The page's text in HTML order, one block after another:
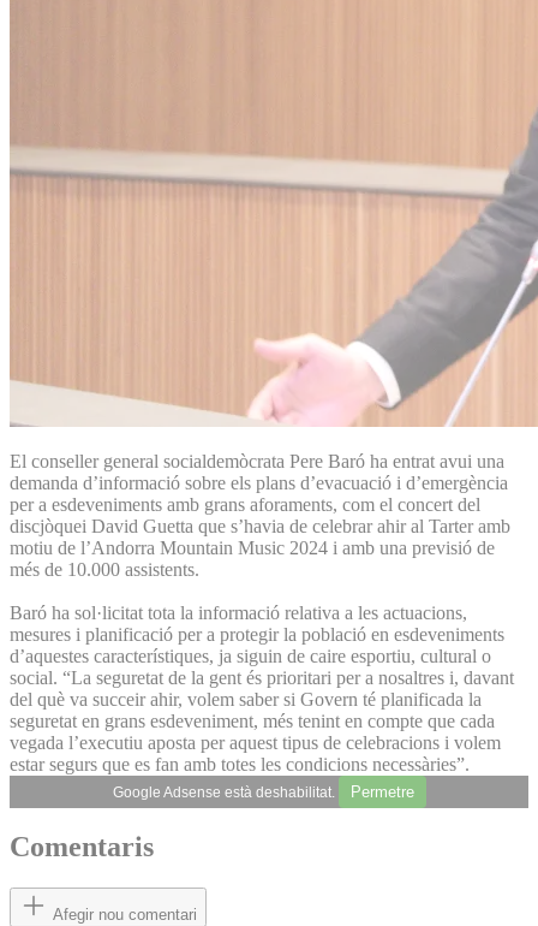
El conseller general socialdemòcrata Pere Baró ha entrat avui una
demanda d’informació sobre els plans d’evacuació i d’emergència
per a esdeveniments amb grans aforaments, com el concert del
discjòquei David Guetta que s’havia de celebrar ahir al Tarter amb
motiu de l’Andorra Mountain Music 2024 i amb una previsió de
més de 10.000 assistents.
Baró ha sol·licitat tota la informació relativa a les actuacions,
mesures i planificació per a protegir la població en esdeveniments
d’aquestes característiques, ja siguin de caire esportiu, cultural o
social. “La seguretat de la gent és prioritari per a nosaltres i, davant
del què va succeir ahir, volem saber si Govern té planificada la
seguretat en grans esdeveniment, més tenint en compte que cada
vegada l’executiu aposta per aquest tipus de celebracions i volem
estar segurs que es fan amb totes les condicions necessàries”.
Google Adsense està deshabilitat. Permetre
Comentaris
Afegir nou comentari